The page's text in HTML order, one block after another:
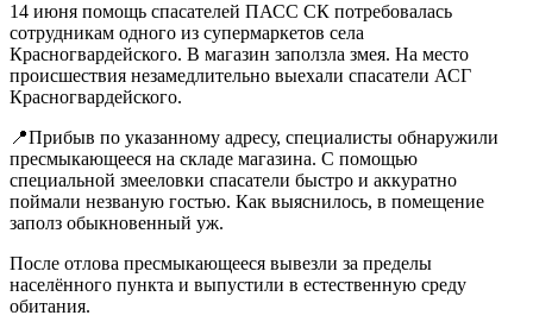
14 июня помощь спасателей ПАСС СК потребовалась
сотрудникам одного из супермаркетов села
Красногвардейского. В магазин заползла змея. На место
происшествия незамедлительно выехали спасатели АСГ
Красногвардейского.
📍Прибыв по указанному адресу, специалисты обнаружили
пресмыкающееся на складе магазина. С помощью
специальной змееловки спасатели быстро и аккуратно
поймали незваную гостью. Как выяснилось, в помещение
заполз обыкновенный уж.
После отлова пресмыкающееся вывезли за пределы
населённого пункта и выпустили в естественную среду
обитания.